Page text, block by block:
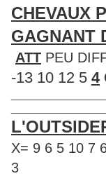
CHEVAUX
GAGNANT
ATT PEU
-13 10 12 5 4
X= 9 6 5 10 7
3